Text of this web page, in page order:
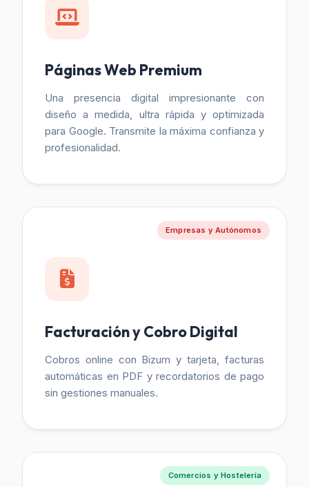
Páginas Web Premium
Una presencia digital impresionante con
diseño a medida, ultra rápida y optimizada
para Google. Transmite la máxima confianza y
profesionalidad.
Empresas y Autónomos
Facturación y Cobro Digital
Cobros online con Bizum y tarjeta, facturas
automáticas en PDF y recordatorios de pago
sin gestiones manuales.
Comercios y Hostelería